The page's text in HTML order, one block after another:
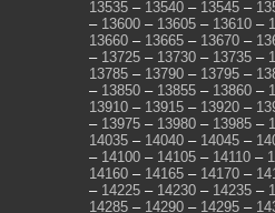
13535 – 13540 – 13545 –
– 13600 – 13605 – 13610 –
13660 – 13665 – 13670 –
– 13725 – 13730 – 13735 –
13785 – 13790 – 13795 –
– 13850 – 13855 – 13860 –
13910 – 13915 – 13920 –
– 13975 – 13980 – 13985 –
14035 – 14040 – 14045 –
– 14100 – 14105 – 14110 –
14160 – 14165 – 14170 –
– 14225 – 14230 – 14235 –
14285 – 14290 – 14295 –